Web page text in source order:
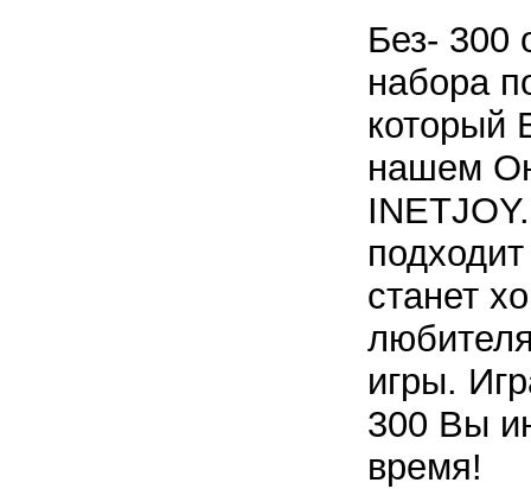
Без- 300
набора
который
нашем
станет
игры.
300 Вы
время!